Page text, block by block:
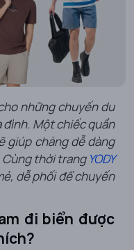
những chuyến du
đình. Một chiếc quần
giúp chàng dễ dàng
Cùng thời trang YODY
dễ phối để chuyến
đi biển được